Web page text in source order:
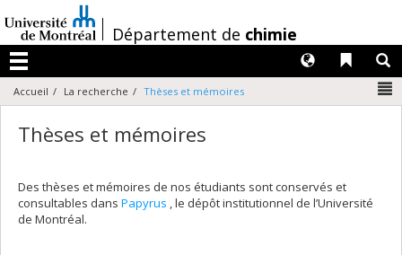
au
contenu
/Département de chimie
Menu
Liens
Langues
Accueil La recherche Thèses et mémoires
Thèses et mémoires
Des thèses et mémoires de nos étudiants sont conservés et
consultables dans Papyrus , le dépôt institutionnel de l’Université
de Montréal.